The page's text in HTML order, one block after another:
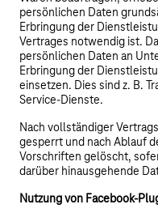
persönlichen Daten
Erbringung der
Vertrages notwendig ist.
persönlichen Daten an
Erbringung der
einsetzen. Dies sind z. B.
Service-Dienste.
Nach vollständiger
gesperrt und nach Ablauf
Vorschriften gelöscht,
darüber hinausgehende
Nutzung von Facebook-